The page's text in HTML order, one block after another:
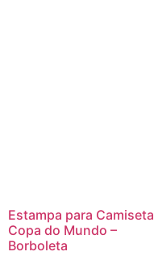
Estampa para Camiseta
Copa do Mundo –
Borboleta